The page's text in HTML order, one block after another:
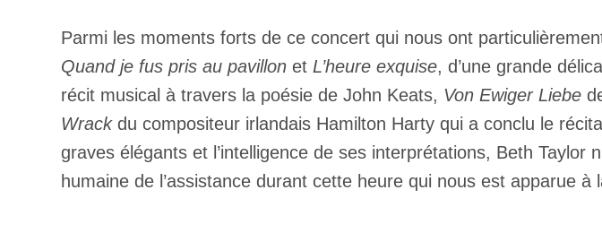
Parmi les moments forts de ce concert qui nous ont
Quand je fus pris au pavillon et L’heure exquise, d’une grande
récit musical à travers la poésie de John Keats, Von Ewiger Liebe
Wrackdu compositeur irlandais Hamilton Harty qui a conclu le
graves élégants et l’intelligence de ses interprétations, Beth
humaine de l’assistance durant cette heure qui nous est apparue